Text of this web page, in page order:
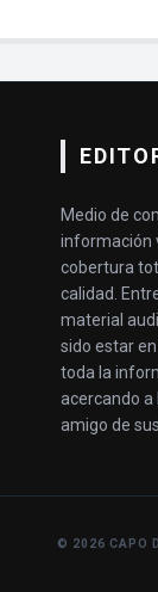
Medio de
información
cobertura
calidad.
material
sido estar
toda la
acercando a
amigo de
© 2026 CAPO